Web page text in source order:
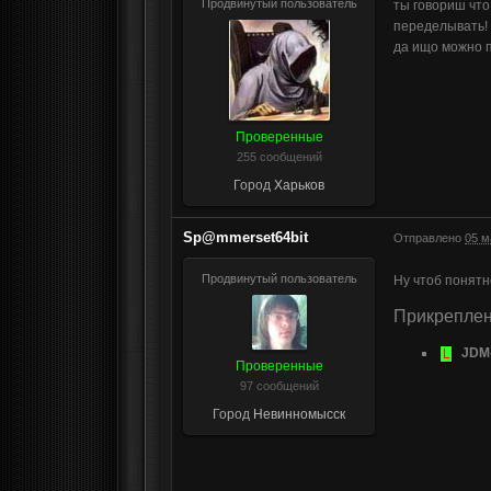
Продвинутый пользователь
Проверенные
255 сообщений
Город Харьков
ты говориш
переделывать!
да ищо можно
Sp@mmerset64bit Отправлено05
Продвинутый пользователь
Проверенные
97 сообщений
Город Невинномысск
Ну чтоб